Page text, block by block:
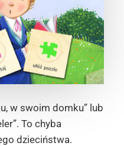
w swoim domku” lub
To chyba
dzieciństwa.